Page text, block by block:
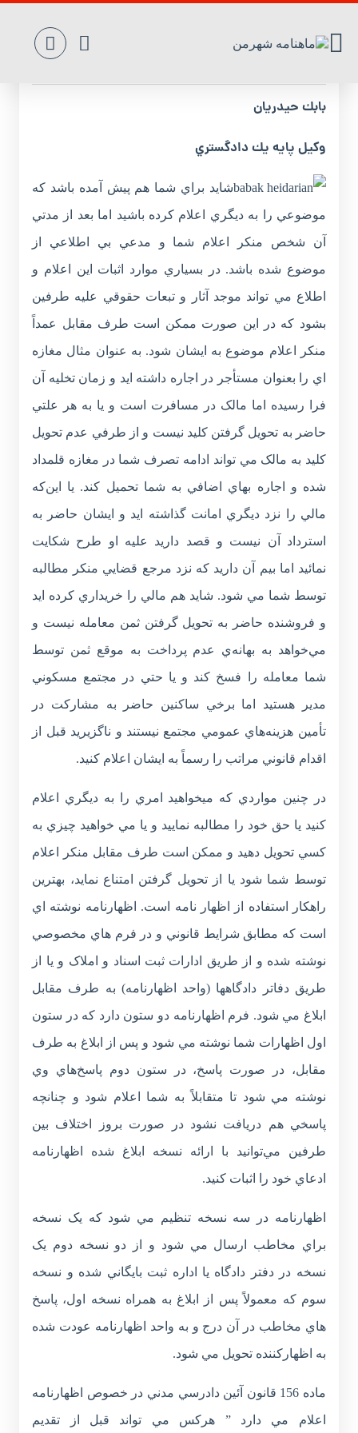
بابك حيدريان
وكيل پايه يك دادگستري
شايد براي شما هم پيش آمده باشد که
موضوعي را به ديگري اعلام کرده باشيد اما بعد از مدتي
آن شخص منکر اعلام شما و مدعي بي اطلاعي از
موضوع شده باشد. در بسياري موارد اثبات اين اعلام و
اطلاع مي تواند موجد آثار و تبعات حقوقي عليه طرفين
بشود که در اين صورت ممکن است طرف مقابل عمداً
منکر اعلام موضوع به ايشان شود. به عنوان مثال مغازه
اي را بعنوان مستأجر در اجاره داشته ايد و زمان تخليه آن
فرا رسيده اما مالک در مسافرت است و يا به هر علتي
حاضر به تحويل گرفتن کليد نيست و از طرفي عدم تحويل
کليد به مالک مي تواند ادامه تصرف شما در مغازه قلمداد
شده و اجاره بهاي اضافي به شما تحميل کند. يا اين‌که
مالي را نزد ديگري امانت گذاشته ايد و ايشان حاضر به
استرداد آن نيست و قصد داريد عليه او طرح شکايت
نمائيد اما بيم آن داريد که نزد مرجع قضايي منکر مطالبه
توسط شما مي شود. شايد هم مالي را خريداري کرده ايد
و فروشنده حاضر به تحويل گرفتن ثمن معامله نيست و
مي‌خواهد به بهانه‌ي عدم پرداخت به موقع ثمن توسط
شما معامله را فسخ کند و يا حتي در مجتمع مسکوني
مدير هستيد اما برخي ساکنين حاضر به مشارکت در
تأمين هزينه‌هاي عمومي مجتمع نيستند و ناگزيريد قبل از
اقدام قانوني مراتب را رسماً به ايشان اعلام کنيد.
در چنين مواردي که ميخواهيد امري را به ديگري اعلام
کنيد يا حق خود را مطالبه نماييد و يا مي خواهيد چيزي به
کسي تحويل دهيد و ممکن است طرف مقابل منکر اعلام
توسط شما شود يا از تحويل گرفتن امتناع نمايد، بهترين
راهکار استفاده از اظهار نامه است. اظهارنامه نوشته اي
است که مطابق شرايط قانوني و در فرم هاي مخصوصي
نوشته شده و از طريق ادارات ثبت اسناد و املاک و يا از
طريق دفاتر دادگاهها (واحد اظهارنامه) به طرف مقابل
ابلاغ مي شود. فرم اظهارنامه دو ستون دارد که در ستون
اول اظهارات شما نوشته مي شود و پس از ابلاغ به طرف
مقابل، در صورت پاسخ، در ستون دوم پاسخ‌هاي وي
نوشته مي شود تا متقابلاً به شما اعلام شود و چنانچه
پاسخي هم دريافت نشود در صورت بروز اختلاف بين
طرفين مي‌توانيد با ارائه نسخه ابلاغ شده اظهارنامه
ادعاي خود را اثبات کنيد.
اظهارنامه در سه نسخه تنظيم مي شود که يک نسخه
براي مخاطب ارسال مي شود و از دو نسخه دوم يک
نسخه در دفتر دادگاه يا اداره ثبت بايگاني شده و نسخه
سوم که معمولاً پس از ابلاغ به همراه نسخه اول، پاسخ
هاي مخاطب در آن درج و به واحد اظهارنامه عودت شده
به اظهارکننده تحويل مي شود.
ماده 156 قانون آئين دادرسي مدني در خصوص اظهارنامه
اعلام مي دارد ” هرکس مي تواند قبل از تقديم